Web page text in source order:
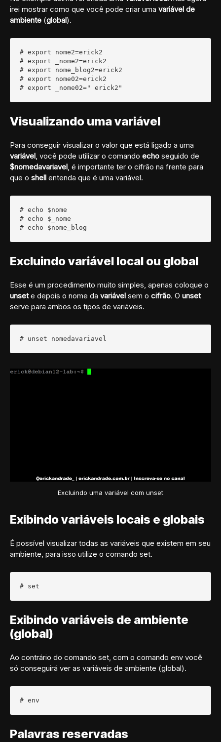
irei mostrar como que você pode criar uma variável de
ambiente (global).
# export nome2=erick2
# export _nome2=erick2
# export nome_blog2=erick2
# export nome02=erick2
# export _nome02=" erick2"
Visualizando uma variável
Para conseguir visualizar o valor que está ligado a uma
variável , você pode utilizar o comando echo seguido de
$nomedavariavel , é importante ter o cifrão na frente para
que o shell entenda que é uma variável.
# echo $nome
# echo $_nome
# echo $nome_blog
Excluindo variável local ou global
Esse é um procedimento muito simples, apenas coloque o
unsete depois o nome da variável sem o cifrão. O unset
serve para ambos os tipos de variáveis.
# unset nomedavariavel
Excluindo uma variável com unset
Exibindo variáveis locais e globais
É possível visualizar todas as variáveis que existem em seu
ambiente, para isso utilize o comando set.
# set
Exibindo variáveis de ambiente
(global)
Ao contrário do comando set, com o comando env você
só conseguirá ver as variáveis de ambiente (global).
# env
Palavras reservadas